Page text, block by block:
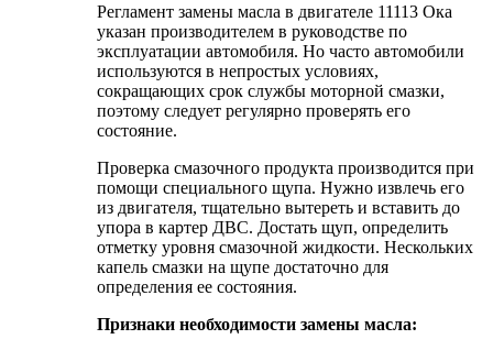
Регламент замены масла в двигателе 11113 Ока
указан производителем в руководстве по
эксплуатации автомобиля. Но часто автомобили
используются в непростых условиях,
сокращающих срок службы моторной смазки,
поэтому следует регулярно проверять его
состояние.
Проверка смазочного продукта производится при
помощи специального щупа. Нужно извлечь его
из двигателя, тщательно вытереть и вставить до
упора в картер ДВС. Достать щуп, определить
отметку уровня смазочной жидкости. Нескольких
капель смазки на щупе достаточно для
определения ее состояния.
Признаки необходимости замены масла: